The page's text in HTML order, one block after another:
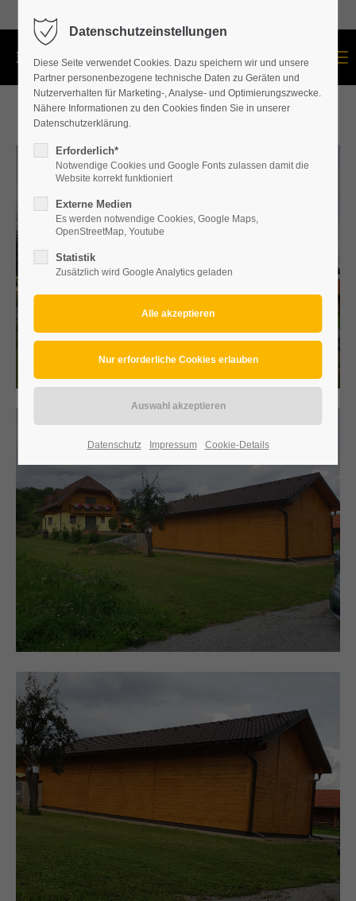
Datenschutzeinstellungen
Diese Seite verwendet Cookies. Dazu speichern wir und unsere
Partner personenbezogene technische Daten zu Geräten und
Nutzerverhalten für Marketing-, Analyse- und Optimierungszwecke.
Nähere Informationen zu den Cookies finden Sie in unserer
Datenschutzerklärung.
Erforderlich*
Notwendige Cookies und Google Fonts zulassen damit die
Website korrekt funktioniert
Externe Medien
Es werden notwendige Cookies, Google Maps,
OpenStreetMap, Youtube
Statistik
Zusätzlich wird Google Analytics geladen
Datenschutz Impressum Cookie-Details